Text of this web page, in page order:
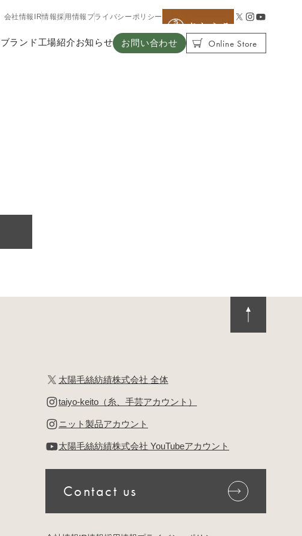
ブランド 工場紹介お知らせ お問い合わせ Online Store
会社情報 IR情報採用情報 プライバシーポリシー
太陽毛絲紡績株式会社 全体
taiyo-keito（糸、手芸アカウント）
ニット製品アカウント
太陽毛絲紡績株式会社 YouTubeアカウント
Contact us